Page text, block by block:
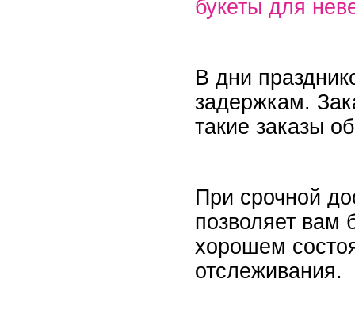
букеты для
В дни
задержкам.
такие заказы
При срочной
позволяет вам
хорошем
отслеживания.